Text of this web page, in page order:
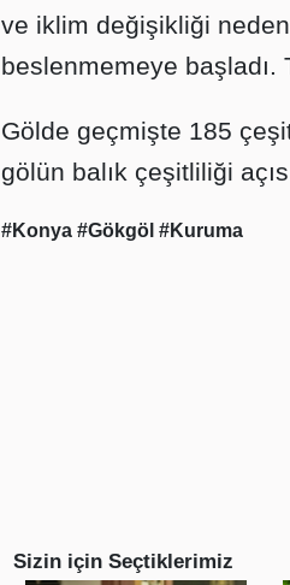
ve iklim değişikliği
beslenmemeye başladı.
Gölde geçmişte 185
gölün balık çeşitliliği
#Konya #Gökgöl #Kuruma
Sizin için Seçtiklerimiz